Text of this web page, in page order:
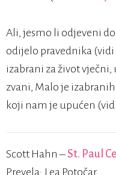
Ali, jesmo li odjeveni
odijelo pravednika (vidi
izabrani za život vječni,
zvani, Malo je
koji nam je upućen (vidi
Scott Hahn –St. Paul
Prevela: Lea Potočar